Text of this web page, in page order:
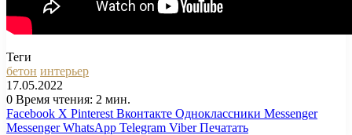
Теги
бетон интерьер
17.05.2022
0 Время чтения: 2 мин.
Facebook X Pinterest Вконтакте Одноклассники Messenger
Messenger WhatsApp Telegram Viber Печатать